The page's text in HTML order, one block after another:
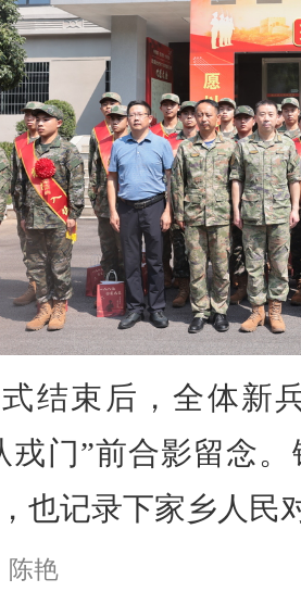
结束后，全体新
戎门”前合影留念
也记录下家乡人民
陈艳